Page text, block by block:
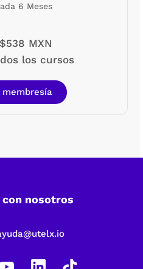
6 Meses
MXN
los cursos
membresía
nosotros